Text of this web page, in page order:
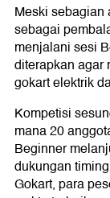
Meski sebagian
sebagai
menjalani sesi
diterapkan agar
gokart elektrik
Kompetisi
mana 20
Beginner
dukungan
Gokart, para